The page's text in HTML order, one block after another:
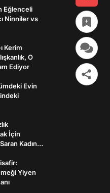
Eğlenceli
Ninniler vs
Kerim
O
Ediyor
Evin
İçin
Kadının
Yiyen